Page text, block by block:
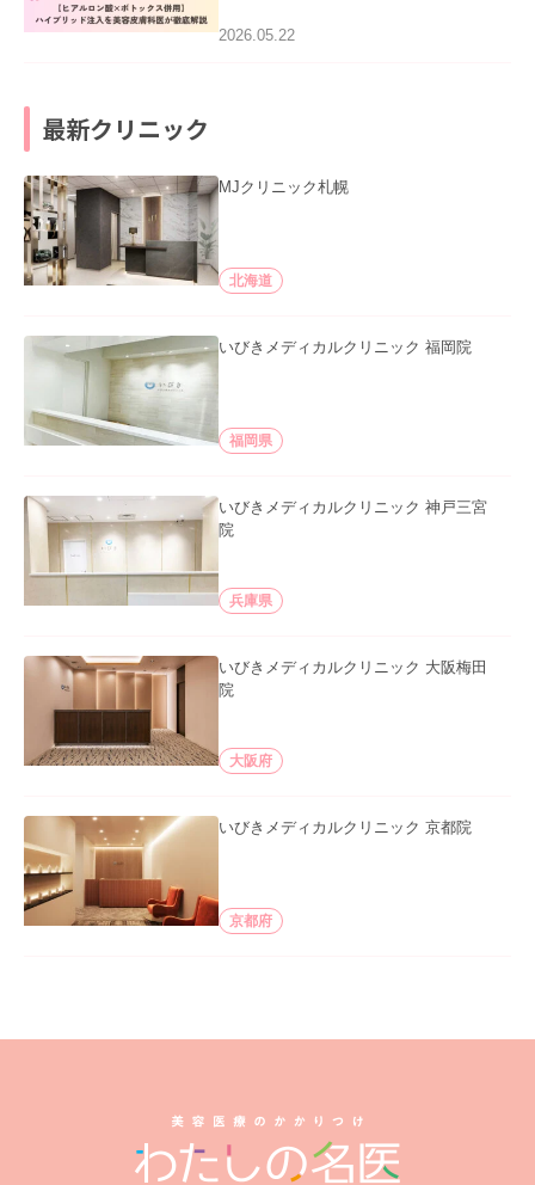
た。
2026.05.22
最新クリニック
MJクリニック札幌
北海道
いびきメディカルクリニック 福岡院
福岡県
いびきメディカルクリニック 神戸三宮
院
兵庫県
いびきメディカルクリニック 大阪梅田
院
大阪府
いびきメディカルクリニック 京都院
京都府